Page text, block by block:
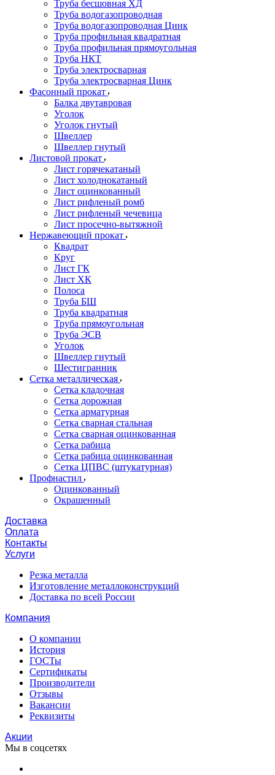
Труба бесшовная ХД
Труба водогазопроводная
Труба водогазопроводная Цинк
Труба профильная квадратная
Труба профильная прямоугольная
Труба НКТ
Труба электросварная
Труба электросварная Цинк
Фасонный прокат
Балка двутавровая
Уголок
Уголок гнутый
Швеллер
Швеллер гнутый
Листовой прокат
Лист горячекатаный
Лист холоднокатаный
Лист оцинкованный
Лист рифленый ромб
Лист рифленый чечевица
Лист просечно-вытяжной
Нержавеющий прокат
Квадрат
Круг
Лист ГК
Лист ХК
Полоса
Труба БШ
Труба квадратная
Труба прямоугольная
Труба ЭСВ
Уголок
Швеллер гнутый
Шестигранник
Сетка металлическая
Сетка кладочная
Сетка дорожная
Сетка арматурная
Сетка сварная стальная
Сетка сварная оцинкованная
Сетка рабица
Сетка рабица оцинкованная
Сетка ЦПВС (штукатурная)
Профнастил
Оцинкованный
Окрашенный
Доставка
Оплата
Контакты
Услуги
Резка металла
Изготовление металлоконструкций
Доставка по всей России
Компания
О компании
История
ГОСТы
Сертификаты
Производители
Отзывы
Вакансии
Реквизиты
Акции
Мы в соцсетях